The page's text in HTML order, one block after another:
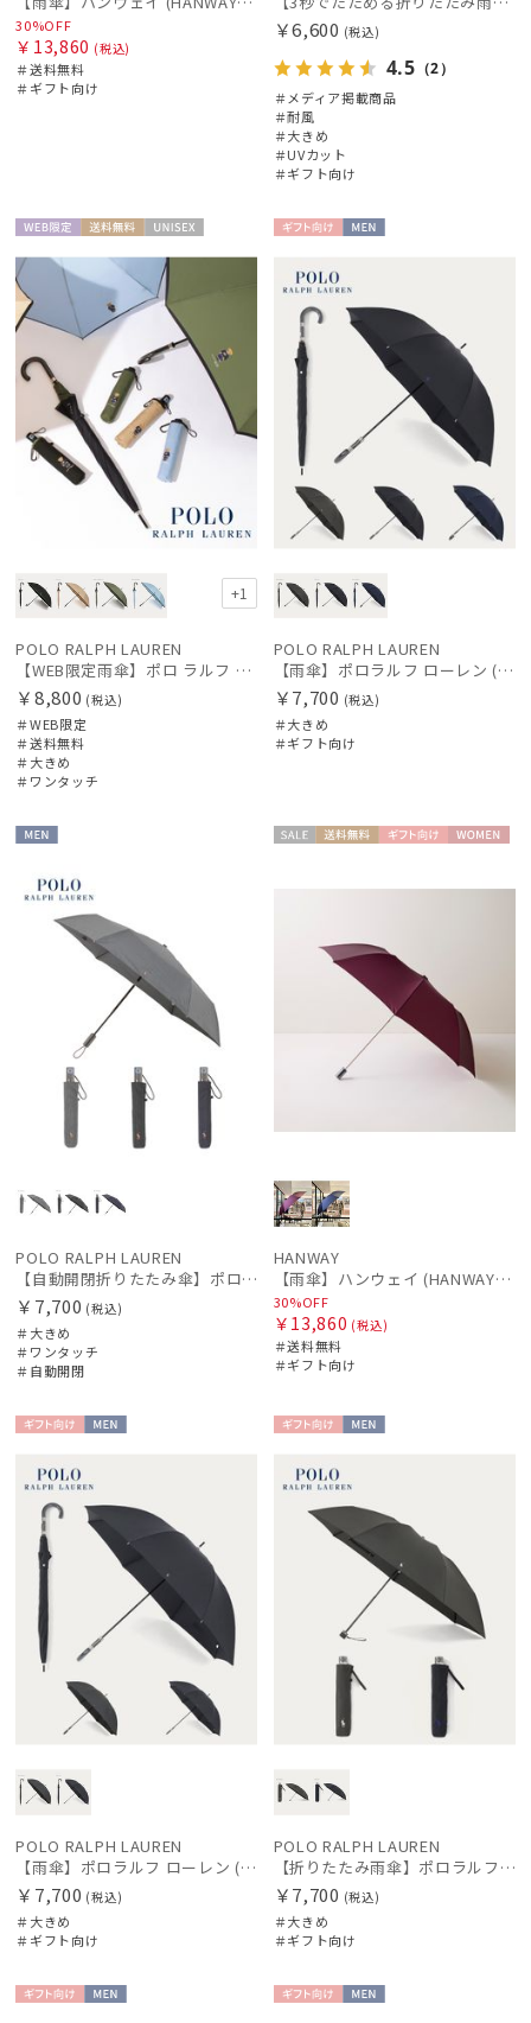
絞り込み
レディース
カテゴリー
ブランド
マフラー・ストール・スカーフ
帽子
手袋・アームカバー
カラー
価格・割引率
30%OFF
￥13,860 (税込)
＃送料無料
＃ギフト向け
￥6,600 (税込)
4.5 （2）
＃メディア掲載商品
＃耐風
＃大きめ
＃UVカット
＃ギフト向け
定
料
+1
POLO RALPH LAUREN
【WEB限定雨傘】ポロ ラルフ ローレン（POLO RALPH LAUREN）FLAG ベア
￥8,800 (税込)
＃WEB限定
＃送料無料
＃大きめ
＃ワンタッチ
向け
POLO RALPH LAUREN
【雨傘】ポロラルフ ローレン (POLO RALPH LAUREN) ワンポイントポロポニー 大きめ65cm
￥7,700 (税込)
＃大きめ
＃ギフト向け
POLO RALPH LAUREN
【自動開閉折りたたみ傘】ポロ ラルフ ローレン (POLO RALPH LAUREN) ストライプ ワンタッチ開閉 大きめ60cm
￥7,700 (税込)
＃大きめ
＃ワンタッチ
＃自動開閉
HANWAY
【雨傘】ハンウェイ (HANWAY) 日本製
30%OFF
￥13,860 (税込)
＃送料無料
＃ギフト向け
向け
POLO RALPH LAUREN
【雨傘】ポロラルフ ローレン (POLO RALPH LAUREN) ストライプ 大きめ70cm
￥7,700 (税込)
＃大きめ
＃ギフト向け
向け
POLO RALPH LAUREN
【折りたたみ雨傘】ポロラルフ ローレン (POLO RALPH LAUREN) ワンポイントポロポニー 大きめ60cm
￥7,700 (税込)
＃大きめ
＃ギフト向け